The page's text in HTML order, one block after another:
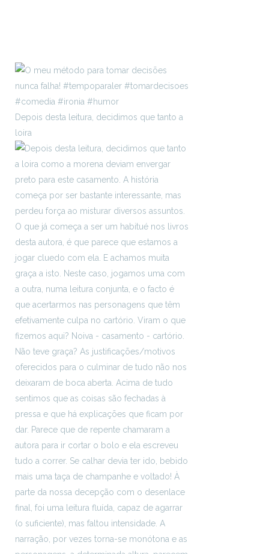
Depois desta leitura, decidimos que tanto a
loira